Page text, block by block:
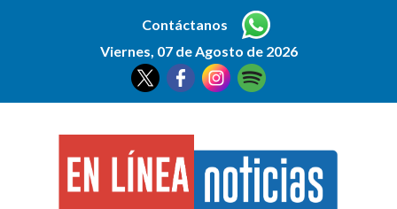
Contáctanos
Viernes, 07 de Agosto de 2026